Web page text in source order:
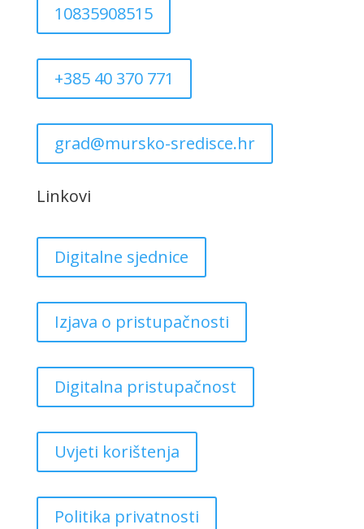
10835908515
+385 40 370 771
grad@mursko-sredisce.hr
Linkovi
Digitalne sjednice
Izjava o pristupačnosti
Digitalna pristupačnost
Uvjeti korištenja
Politika privatnosti